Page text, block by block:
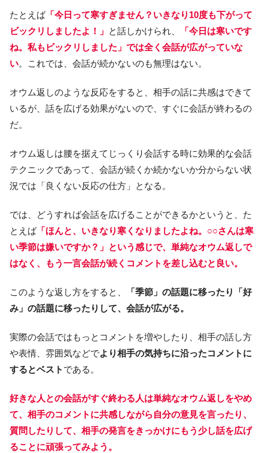
たとえば「今日って寒すぎません？いきなり10度も下がって
ビックリしましたよ！」 と話しかけられ、
「今日は寒いです
ね。私もビックリしました」では全く会話が広がっていな
い。これでは、会話が続かないのも無理はない。
オウム返しのような反応をすると、相手の話に共感はできて
いるが、話を広げる効果がないので、すぐに会話が終わるの
だ。
オウム返しは腰を据えてじっくり会話する時に効果的な会話
テクニックであって、会話が続くか続かないか分からない状
況では「良くない反応の仕方」となる。
では、どうすれば会話を広げることができるかというと、た
とえば「ほんと、いきなり寒くなりましたよね。○○さんは寒
い季節は嫌いですか？」という感じで、単純なオウム返しで
はなく、もう一言会話が続くコメントを差し込むと良い。
このような返し方をすると、
「季節」の話題に移ったり「好
み」の話題に移ったりして、会話が広がる。
実際の会話ではもっとコメントを増やしたり、相手の話し方
や表情、雰囲気などでより相手の気持ちに沿ったコメントに
するとベスト である。
好きな人との会話がすぐ終わる人は単純なオウム返しをやめ
て、相手のコメントに共感しながら自分の意見を言ったり、
質問したりして、相手の発言をきっかけにもう少し話を広げ
ることに頑張ってみよう。